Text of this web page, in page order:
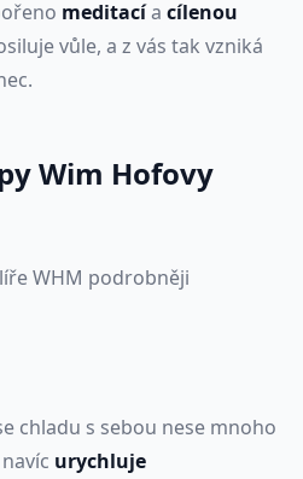
meditacía cílenou
vůle, a z vás tak vzniká
Wim Hofovy
WHM podrobněji
chladu s sebou nese mnoho
urychluje